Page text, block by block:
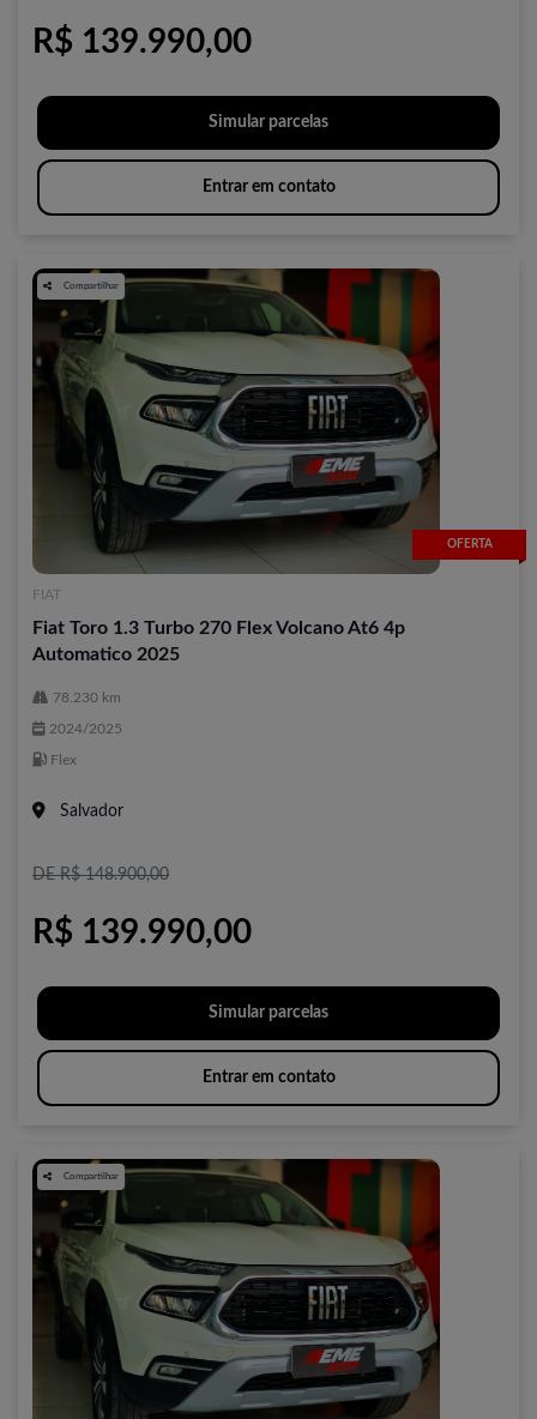
R$ 139.990,00
Simular parcelas
Entrar em contato
OFERTA
Compartilhar
FIAT
Fiat Toro 1.3 Turbo 270 Flex Volcano At6 4p
Automatico 2025
78.230 km
2024/2025
Flex
Salvador
DE R$ 148.900,00
R$ 139.990,00
Simular parcelas
Entrar em contato
Compartilhar